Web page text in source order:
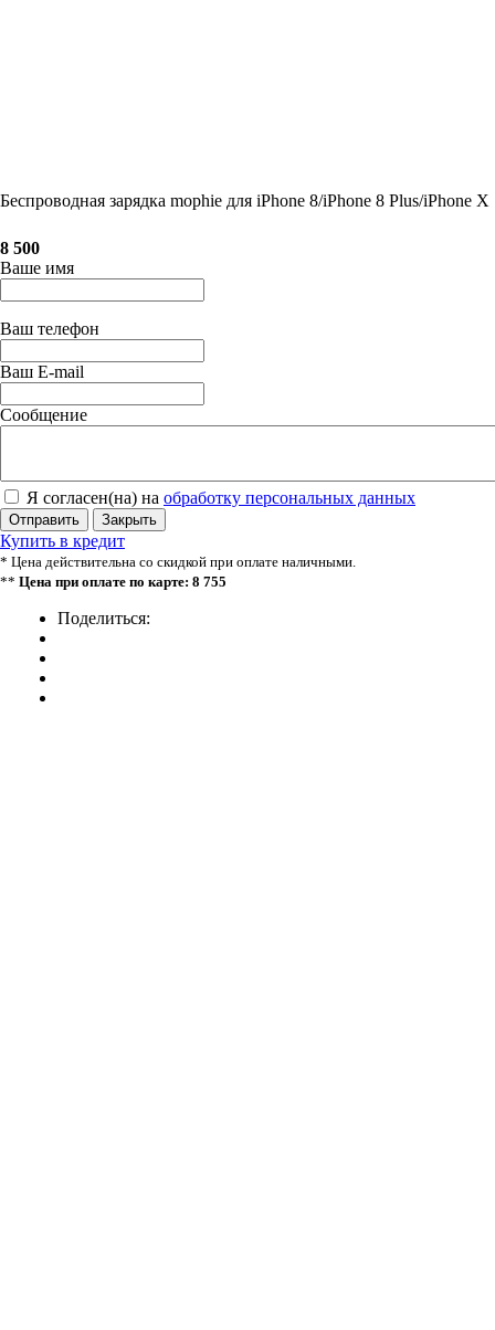
Беспроводная зарядка mophie для iPhone 8/iPhone 8 Plus/iPhone X
8 500
Ваше имя
Ваш телефон
Ваш E-mail
Сообщение
Я согласен(на) на обработку персональных данных
Отправить Закрыть
Купить в кредит
* Цена действительна со скидкой при оплате наличными.
** Цена при оплате по карте: 8 755
Поделиться: